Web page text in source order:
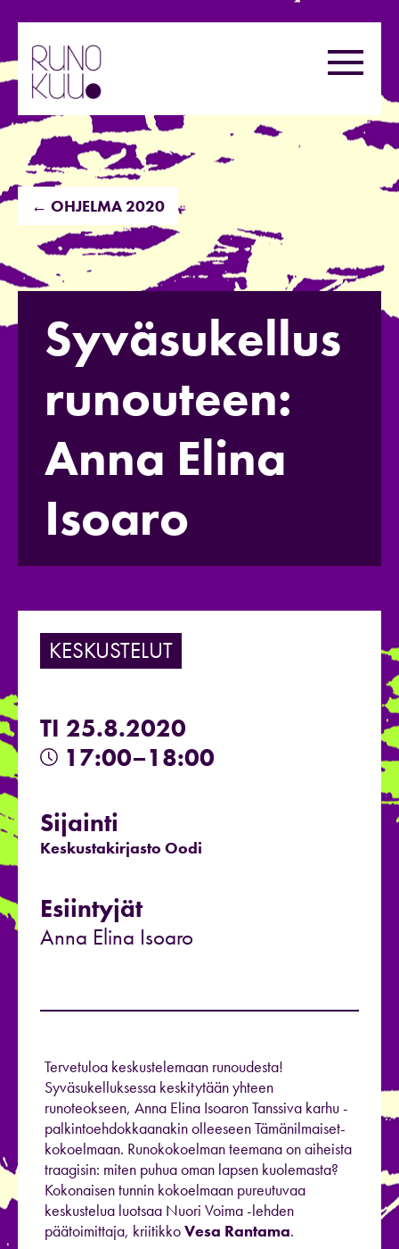
sisältöön
← OHJELMA 2020
Syväsukellus
runouteen:
Anna Elina
Isoaro
KESKUSTELUT
TI 25.8.2020
17:00–18:00
Sijainti
Keskustakirjasto Oodi
Esiintyjät
Anna Elina Isoaro
Tervetuloa keskustelemaan runoudesta!
Syväsukelluksessa keskitytään yhteen
runoteokseen, Anna Elina Isoaron Tanssiva karhu -
palkintoehdokkaanakin olleeseen Tämänilmaiset-
kokoelmaan. Runokokoelman teemana on aiheista
traagisin: miten puhua oman lapsen kuolemasta?
Kokonaisen tunnin kokoelmaan pureutuvaa
keskustelua luotsaa Nuori Voima -lehden
päätoimittaja, kriitikkoVesa Rantama.